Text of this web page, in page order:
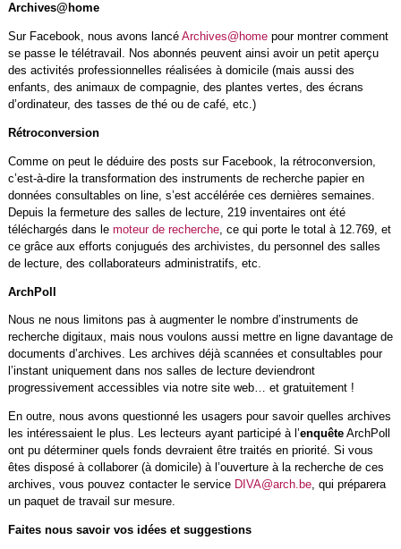
Archives@home
Sur Facebook, nous avons lancé Archives@homepour montrer comment
se passe le télétravail. Nos abonnés peuvent ainsi avoir un petit aperçu
des activités professionnelles réalisées à domicile (mais aussi des
enfants, des animaux de compagnie, des plantes vertes, des écrans
d’ordinateur, des tasses de thé ou de café, etc.)
Rétroconversion
Comme on peut le déduire des posts sur Facebook, la rétroconversion,
c’est-à-dire la transformation des instruments de recherche papier en
données consultables on line, s’est accélérée ces dernières semaines.
Depuis la fermeture des salles de lecture, 219 inventaires ont été
téléchargés dans le moteur de recherche, ce qui porte le total à 12.769, et
ce grâce aux efforts conjugués des archivistes, du personnel des salles
de lecture, des collaborateurs administratifs, etc.
ArchPoll
Nous ne nous limitons pas à augmenter le nombre d’instruments de
recherche digitaux, mais nous voulons aussi mettre en ligne davantage de
documents d’archives. Les archives déjà scannées et consultables pour
l’instant uniquement dans nos salles de lecture deviendront
progressivement accessibles via notre site web… et gratuitement !
En outre, nous avons questionné les usagers pour savoir quelles archives
les intéressaient le plus. Les lecteurs ayant participé à l’enquêteArchPoll
ont pu déterminer quels fonds devraient être traités en priorité. Si vous
êtes disposé à collaborer (à domicile) à l’ouverture à la recherche de ces
archives, vous pouvez contacter le service DIVA@arch.be, qui préparera
un paquet de travail sur mesure.
Faites nous savoir vos idées et suggestions